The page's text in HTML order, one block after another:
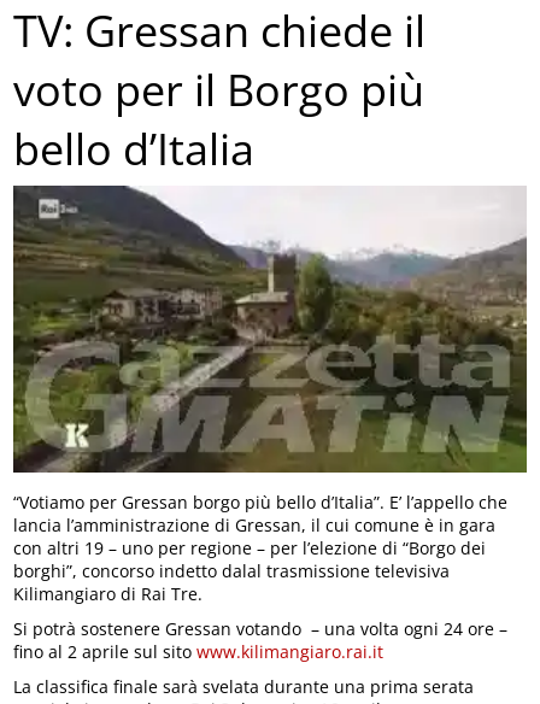
TV: Gressan chiede il
voto per il Borgo più
bello d’Italia
“Votiamo per Gressan borgo più bello d’Italia”. E’ l’appello che
lancia l’amministrazione di Gressan, il cui comune è in gara
con altri 19 – uno per regione – per l’elezione di “Borgo dei
borghi”, concorso indetto dalal trasmissione televisiva
Kilimangiaro di Rai Tre.
Si potrà sostenere Gressan votando – una volta ogni 24 ore –
fino al 2 aprile sul sitowww.kilimangiaro.rai.it
La classifica finale sarà svelata durante una prima serata